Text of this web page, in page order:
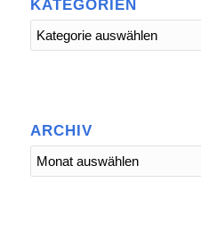
KATEGORIEN
Kategorien
ARCHIV